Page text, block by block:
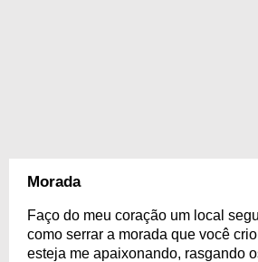
Morada
Faço do meu coração um local
como serrar a morada que você
esteja me apaixonando, rasgando